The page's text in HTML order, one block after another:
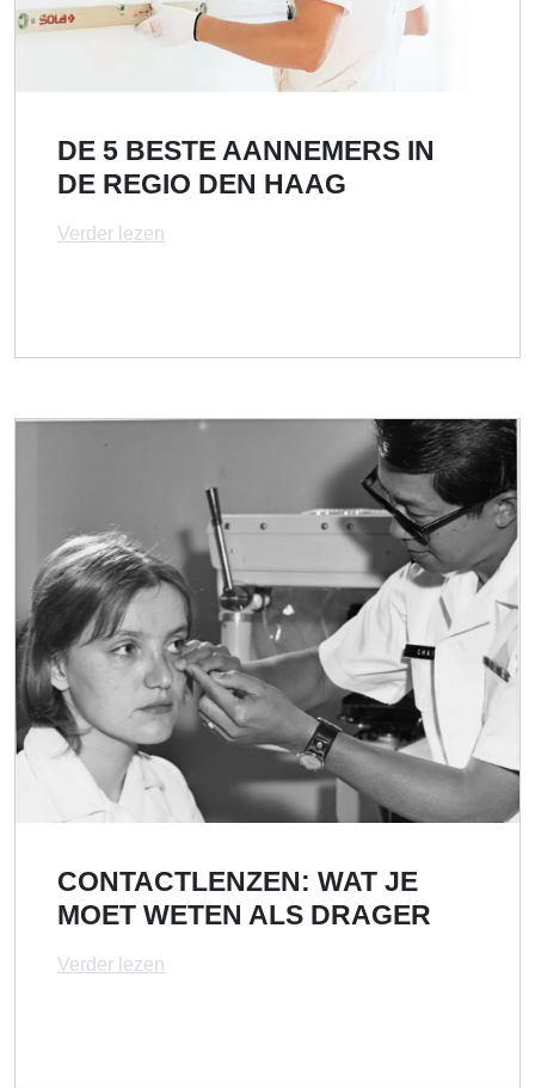
DE 5 BESTE AANNEMERS IN
DE REGIO DEN HAAG
Verder lezen
CONTACTLENZEN: WAT JE
MOET WETEN ALS DRAGER
Verder lezen